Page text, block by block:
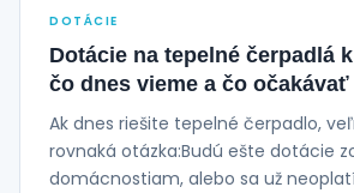
DOTÁCIE
Dotácie na tepelné čerpadlá
čo dnes vieme a čo očakávať
Ak dnes riešite tepelné čerpadlo,
rovnaká otázka:Budú ešte dotácie
domácnostiam, alebo sa už